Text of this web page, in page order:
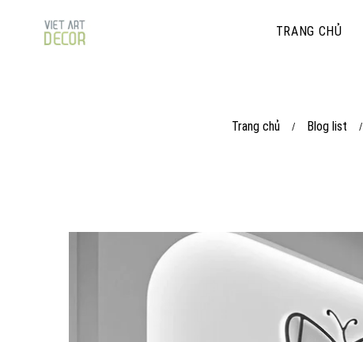
TRANG CHỦ
Trang chủ / Blog list /